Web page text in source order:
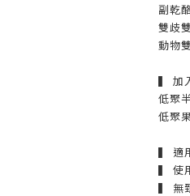
副乾
雙歧
動物
▍ 加
低聚
低聚
▍ 適
▍ 使
▍ 無